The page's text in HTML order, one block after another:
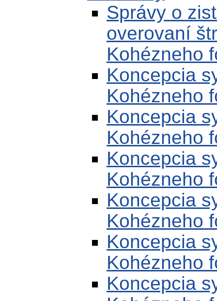
Správy o
overovaní
Kohézneho
Koncepcia
Kohézneho
Koncepcia
Kohézneho
Koncepcia
Kohézneho
Koncepcia
Kohézneho
Koncepcia
Kohézneho
Koncepcia